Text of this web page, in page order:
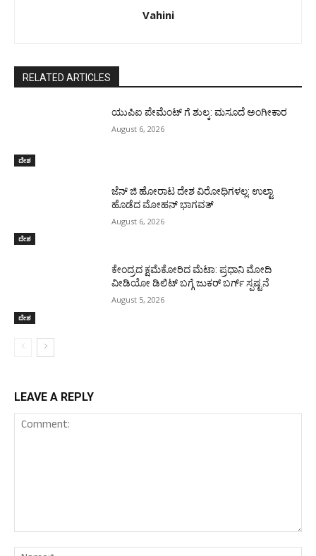
Vahini
RELATED ARTICLES
ದೇಶ
ಯುಪಿಐ ಪೇಮೆಂಟ್ ಗೆ ಶುಲ್ಕ: ಮಸೂದೆ ಅಂಗೀಕಾರ
August 6, 2026
ದೇಶ
ಜೆನ್ ಜಿ ಹೋರಾಟ ದೇಶ ವಿರೋಧಿಗಳಲ್ಲ: ಉಲ್ಟಾ
ಹೊಡೆದ ಮೋಹನ್ ಭಾಗವತ್
August 6, 2026
ದೇಶ
ಕೇಂದ್ರದ ಕ್ಷಮೆಕೋರಿದ ಮೆಟಾ: ಪ್ರಧಾನಿ ಮೋದಿ
ವೀಡಿಯೋ ಡಿಲಿಟ್ ಬಗ್ಗೆ ಜುಕರ್ ಬರ್ಗ್ ಸ್ಪಷ್ಟನೆ
August 5, 2026
LEAVE A REPLY